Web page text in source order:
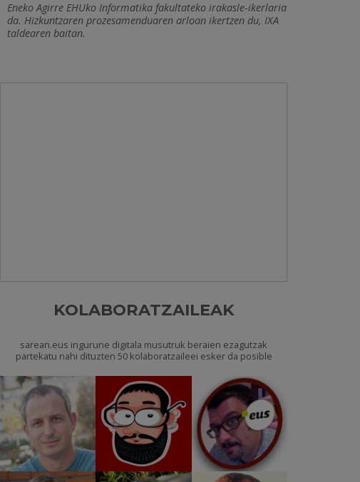
Eneko Agirre EHUko Informatika fakultateko irakasle-ikerlaria
da. Hizkuntzaren prozesamenduaren arloan ikertzen du, IXA
taldearen baitan.
KOLABORATZAILEAK
sarean.eus ingurune digitala musutruk beraien ezagutzak
partekatu nahi dituzten 50 kolaboratzaileei esker da posible